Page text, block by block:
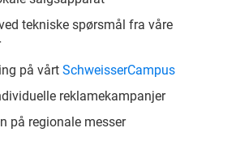
tekniske spørsmål fra våre
på vårt SchweisserCampus
reklamekampanjer
på regionale messer